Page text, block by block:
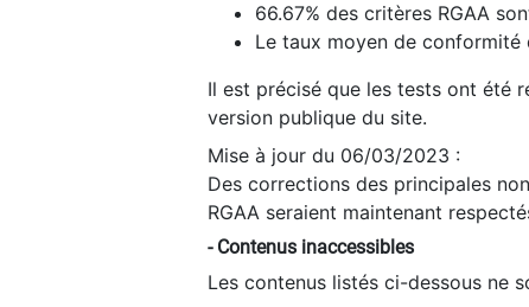
66.67% des critères RGAA
Le taux moyen de conformité
Il est précisé que les tests ont été
version publique du site.
Mise à jour du 06/03/2023 :
Des corrections des principales
RGAA seraient maintenant
- Contenus inaccessibles
Les contenus listés ci-dessous ne